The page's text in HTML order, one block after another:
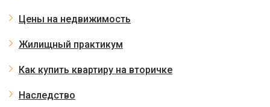
Цены на недвижимость
Жилищный практикум
Как купить квартиру на вторичке
Наследство